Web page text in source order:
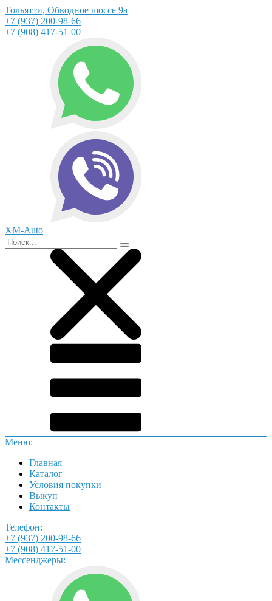
Тольятти, Обводное шоссе 9а
+7 (937) 200-98-66
+7 (908) 417-51-00
XM-Auto
Меню:
Главная
Каталог
Условия покупки
Выкуп
Контакты
Телефон:
+7 (937) 200-98-66
+7 (908) 417-51-00
Мессенджеры: